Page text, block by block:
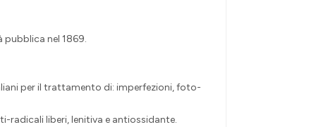
nel 1869.
per il trattamento di: imperfezioni, foto-
radicali liberi, lenitiva e antiossidante.